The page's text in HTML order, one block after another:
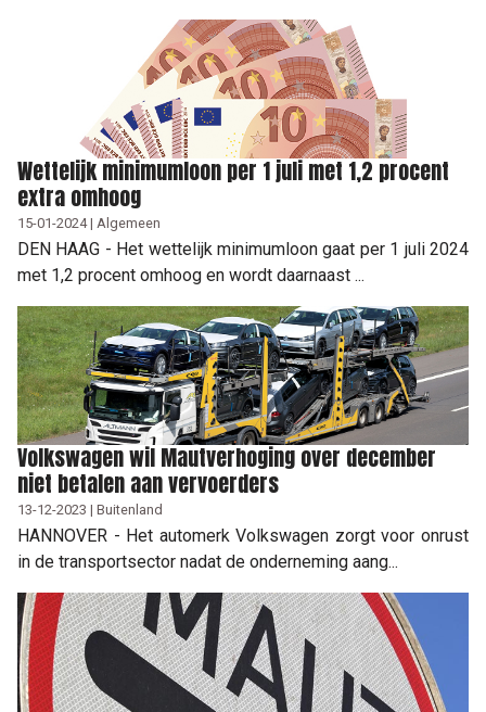
Wettelijk minimumloon per 1 juli met 1,2 procent
extra omhoog
15-01-2024 | Algemeen
DEN HAAG - Het wettelijk minimumloon gaat per 1 juli 2024
met 1,2 procent omhoog en wordt daarnaast ...
Volkswagen wil Mautverhoging over december
niet betalen aan vervoerders
13-12-2023 | Buitenland
HANNOVER - Het automerk Volkswagen zorgt voor onrust
in de transportsector nadat de onderneming aang...